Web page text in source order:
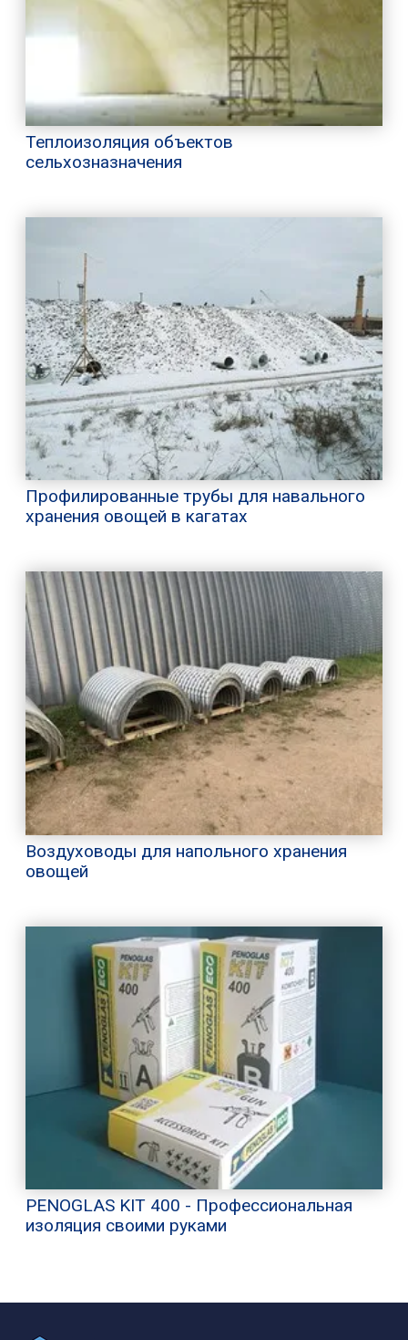
Теплоизоляция объектов
сельхозназначения
Профилированные трубы для навального
хранения овощей в кагатах
Воздуховоды для напольного хранения
овощей
PENOGLAS KIT 400 - Профессиональная
изоляция своими руками